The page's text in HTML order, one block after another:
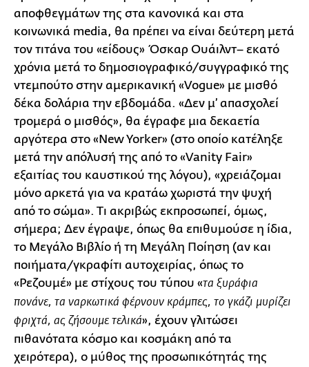
αποφθεγμάτων της στα κανονικά και στα
κοινωνικά media, θα πρέπει να είναι δεύτερη μετά
τον τιτάνα του «είδους» Όσκαρ Ουάιλντ– εκατό
χρόνια μετά το δημοσιογραφικό/συγγραφικό της
ντεμπούτο στην αμερικανική «Vogue» με μισθό
δέκα δολάρια την εβδομάδα. «Δεν μ’ απασχολεί
τρομερά ο μισθός», θα έγραφε μια δεκαετία
αργότερα στο «New Yorker» (στο οποίο κατέληξε
μετά την απόλυσή της από το «Vanity Fair»
εξαιτίας του καυστικού της λόγου), «χρειάζομαι
μόνο αρκετά για να κρατάω χωριστά την ψυχή
από το σώμα». Τι ακριβώς εκπροσωπεί, όμως,
σήμερα; Δεν έγραψε, όπως θα επιθυμούσε η ίδια,
το Μεγάλο Βιβλίο ή τη Μεγάλη Ποίηση (αν και
ποιήματα/γκραφίτι αυτοχειρίας, όπως το
«Ρεζουμέ» με στίχους του τύπου «τα ξυράφια
πονάνε, τα ναρκωτικά φέρνουν κράμπες, το γκάζι μυρίζει
φριχτά, ας ζήσουμε τελικά», έχουν γλιτώσει
πιθανότατα κόσμο και κοσμάκη από τα
χειρότερα), ο μύθος της προσωπικότητάς της